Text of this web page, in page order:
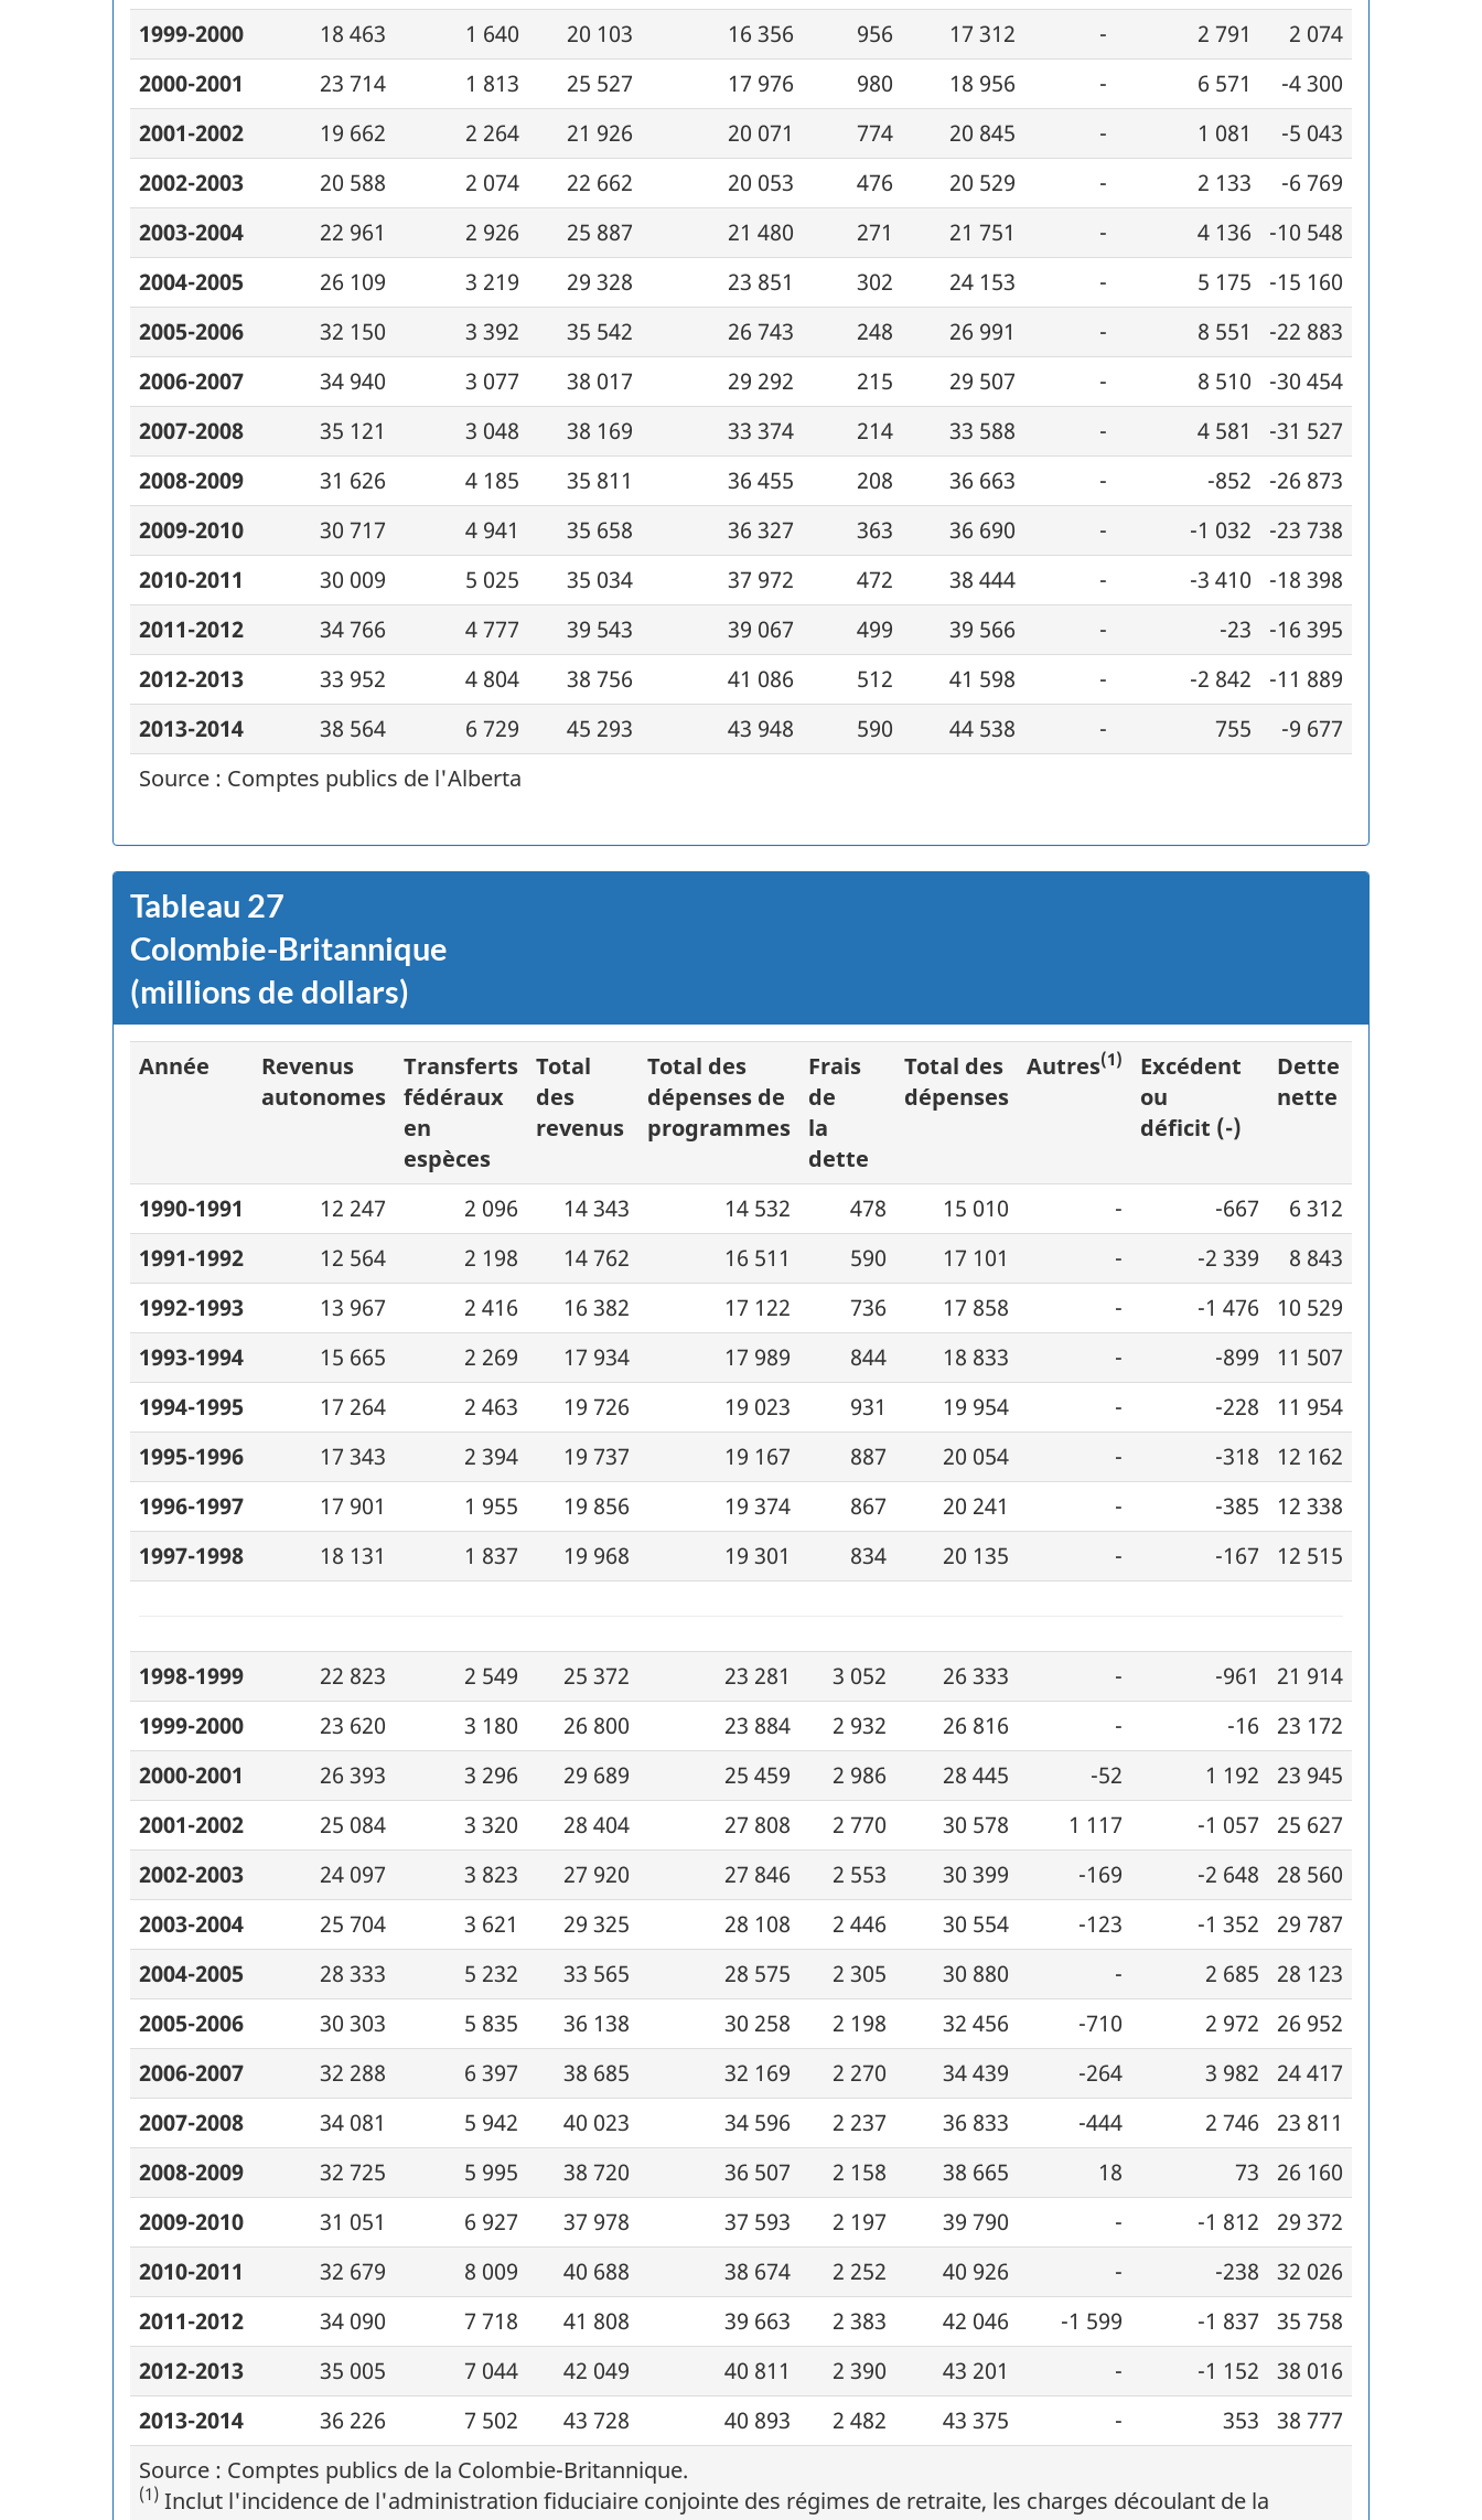
1999-2000
18 463 1 640 20 103 16 356 956 17 312 - 2 791
2 074
2000-2001
23 714 1 813 25 527 17 976 980 18 956 - 6 571
-4 300
2001-2002
19 662 2 264 21 926 20 071 774 20 845 - 1 081
-5 043
2002-2003
20 588 2 074 22 662 20 053 476 20 529 - 2 133
-6 769
2003-2004
22 961 2 926 25 887 21 480 271 21 751 - 4 136
-10 548
2004-2005
26 109 3 219 29 328 23 851 302 24 153 - 5 175
-15 160
2005-2006
32 150 3 392 35 542 26 743 248 26 991 - 8 551
-22 883
2006-2007
34 940 3 077 38 017 29 292 215 29 507 - 8 510
-30 454
2007-2008
35 121 3 048 38 169 33 374 214 33 588 - 4 581
-31 527
2008-2009
31 626 4 185 35 811 36 455 208 36 663 - -852
-26 873
2009-2010
30 717 4 941 35 658 36 327 363 36 690 - -1 032
-23 738
2010-2011
30 009 5 025 35 034 37 972 472 38 444 - -3 410
-18 398
2011-2012
34 766 4 777 39 543 39 067 499 39 566 - -23
-16 395
2012-2013
33 952 4 804 38 756 41 086 512 41 598 - -2 842
-11 889
2013-2014
38 564 6 729 45 293 43 948 590 44 538 - 755
-9 677
Source : Comptes publics de l'Alberta
Tableau 27
Colombie-Britannique
(millions de dollars)
Année
Revenus
autonomes
Transferts
fédéraux
en
espèces
Total
des
revenus
Total des
dépenses de
programmes
Frais
de
la
dette
Total des
dépenses
Autres(1)
Excédent
ou
déficit (-)
Dette
nette
1990-1991 12 247 2 096 14 343 14 532 478 15 010 - -667
6 312
1991-1992
12 564 2 198 14 762 16 511 590 17 101 - -2 339
8 843
1992-1993
13 967 2 416 16 382 17 122 736 17 858 - -1 476
10 529
1993-1994
15 665 2 269 17 934 17 989 844 18 833 - -899
11 507
1994-1995
17 264 2 463 19 726 19 023 931 19 954 - -228
11 954
1995-1996
17 343 2 394 19 737 19 167 887 20 054 - -318
12 162
1996-1997
17 901 1 955 19 856 19 374 867 20 241 - -385
12 338
1997-1998
18 131 1 837 19 968 19 301 834 20 135 - -167 12 515
1998-1999 22 823 2 549 25 372 23 281 3 052 26 333 - -961
21 914
1999-2000
23 620 3 180 26 800 23 884 2 932 26 816 - -16
23 172
2000-2001
26 393 3 296 29 689 25 459 2 986 28 445 -52 1 192
23 945
2001-2002
25 084 3 320 28 404 27 808 2 770 30 578 1 117 -1 057
25 627
2002-2003
24 097 3 823 27 920 27 846 2 553 30 399 -169 -2 648
28 560
2003-2004
25 704 3 621 29 325 28 108 2 446 30 554 -123 -1 352
29 787
2004-2005
28 333 5 232 33 565 28 575 2 305 30 880 - 2 685
28 123
2005-2006
30 303 5 835 36 138 30 258 2 198 32 456 -710 2 972
26 952
2006-2007
32 288 6 397 38 685 32 169 2 270 34 439 -264 3 982
24 417
2007-2008
34 081 5 942 40 023 34 596 2 237 36 833 -444 2 746
23 811
2008-2009
32 725 5 995 38 720 36 507 2 158 38 665 18 73
26 160
2009-2010
31 051 6 927 37 978 37 593 2 197 39 790 - -1 812
29 372
2010-2011
32 679 8 009 40 688 38 674 2 252 40 926 - -238
32 026
2011-2012
34 090 7 718 41 808 39 663 2 383 42 046 -1 599 -1 837
35 758
2012-2013
35 005 7 044 42 049 40 811 2 390 43 201 - -1 152
38 016
2013-2014
36 226 7 502 43 728 40 893 2 482 43 375 - 353
38 777
Source : Comptes publics de la Colombie-Britannique.
(1) Inclut l'incidence de l'administration fiduciaire conjointe des régimes de retraite, les charges découlant de la